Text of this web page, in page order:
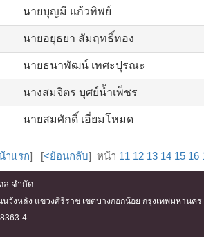
นายบุญมี แก้วทิพย์
นายอยุธยา สัมฤทธิ์ทอง
นายธนาพัฒน์ เทศะปุรณะ
นางสมจิตร บุศย์น้ำเพ็ชร
นายสมศักดิ์ เอี่ยมโหมด
าแรก] [<ย้อนกลับ] หน้า 11 12 13 14 15 16
ล จำกัด
วังหลัง แขวงศิริราช เขตบางกอกน้อย กรุงเทพมหานคร
4